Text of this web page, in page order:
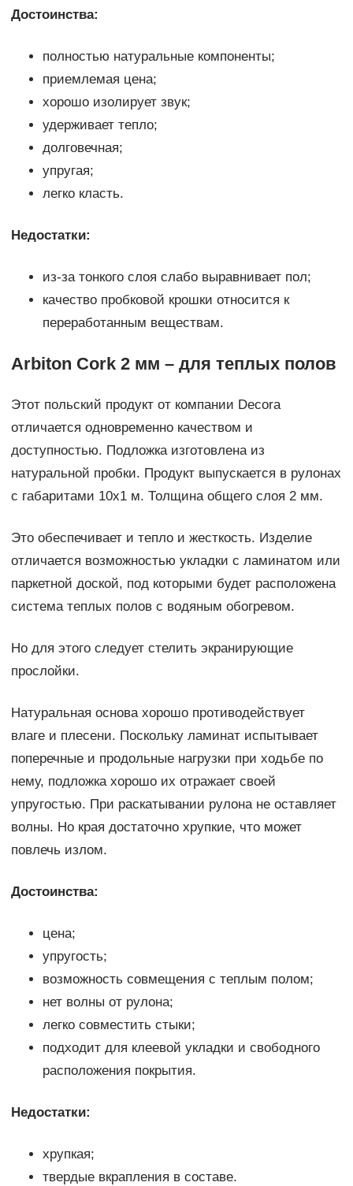
Достоинства:
полностью натуральные компоненты;
приемлемая цена;
хорошо изолирует звук;
удерживает тепло;
долговечная;
упругая;
легко класть.
Недостатки:
из-за тонкого слоя слабо выравнивает пол;
качество пробковой крошки относится к
переработанным веществам.
Arbiton Cork 2 мм – для теплых полов
Этот польский продукт от компании Decora
отличается одновременно качеством и
доступностью. Подложка изготовлена из
натуральной пробки. Продукт выпускается в рулонах
с габаритами 10х1 м. Толщина общего слоя 2 мм.
Это обеспечивает и тепло и жесткость. Изделие
отличается возможностью укладки с ламинатом или
паркетной доской, под которыми будет расположена
система теплых полов с водяным обогревом.
Но для этого следует стелить экранирующие
прослойки.
Натуральная основа хорошо противодействует
влаге и плесени. Поскольку ламинат испытывает
поперечные и продольные нагрузки при ходьбе по
нему, подложка хорошо их отражает своей
упругостью. При раскатывании рулона не оставляет
волны. Но края достаточно хрупкие, что может
повлечь излом.
Достоинства:
цена;
упругость;
возможность совмещения с теплым полом;
нет волны от рулона;
легко совместить стыки;
подходит для клеевой укладки и свободного
расположения покрытия.
Недостатки:
хрупкая;
твердые вкрапления в составе.